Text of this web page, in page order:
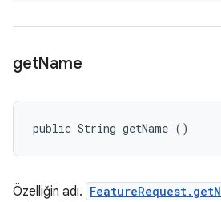
getName
public String getName ()
Özelliğin adı.